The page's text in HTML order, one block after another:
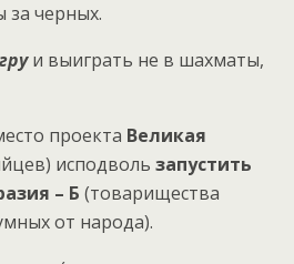
черных.
и выиграть не в шахматы,
проекта Великая
исподволь запустить
– Б (товарищества
от народа).